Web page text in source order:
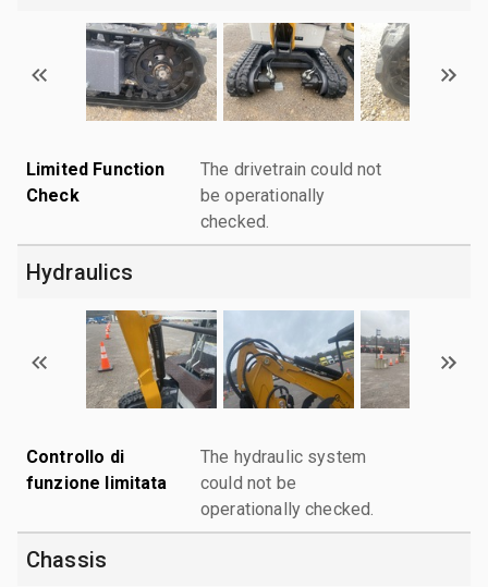
Limited Function
Check
The drivetrain could not
be operationally
checked.
Hydraulics
Controllo di
funzione limitata
The hydraulic system
could not be
operationally checked.
Chassis